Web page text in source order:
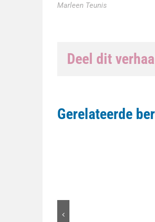
Marleen Teunis
Deel dit
Gerelateerde